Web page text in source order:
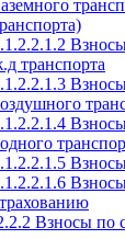
транспорта
Взносы по